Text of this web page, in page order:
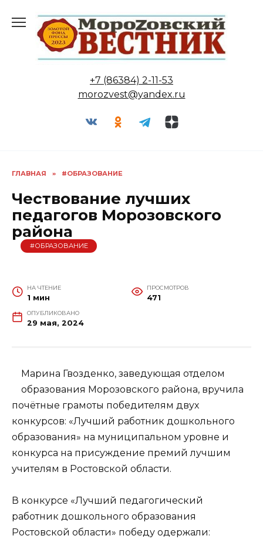
содержанию
+7 (86384) 2-11-53
morozvest@yandex.ru
ГЛАВНАЯ » #ОБРАЗОВАНИЕ
Чествование лучших
педагогов Морозовского
района
#ОБРАЗОВАНИЕ
НА ЧТЕНИЕ
1 мин
ПРОСМОТРОВ
471
ОПУБЛИКОВАНО
29 мая, 2024
Марина Гвозденко, заведующая отделом
образования Морозовского района, вручила
почётные грамоты победителям двух
конкурсов: «Лучший работник дошкольного
образования» на муниципальном уровне и
конкурса на присуждение премий лучшим
учителям в Ростовской области.
В конкурсе «Лучший педагогический
работник дошкольного образования
Ростовской области» победу одержали: